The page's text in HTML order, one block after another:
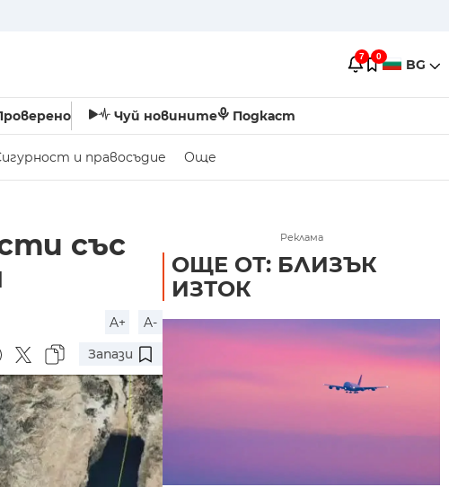
7 0 BG
Чуй новините Подкаст
и правосъдие Още
със
A+
A-
Запази
Реклама
ОЩЕ ОТ: БЛИЗЪК
ИЗТОК